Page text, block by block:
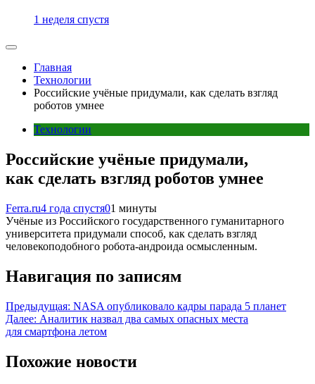
1 неделя спустя
Главная
Технологии
Российские учёные придумали, как сделать взгляд
роботов умнее
Технологии
Российские учёные придумали,
как сделать взгляд роботов умнее
Ferra.ru4 года спустя01 минуты
Учёные из Российского государственного гуманитарного
университета придумали способ, как сделать взгляд
человекоподобного робота-андроида осмысленным.
Навигация по записям
Предыдущая: NASA опубликовало кадры парада 5 планет
Далее: Аналитик назвал два самых опасных места
для смартфона летом
Похожие новости